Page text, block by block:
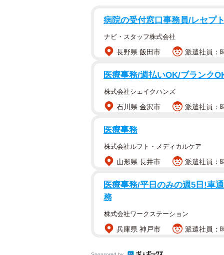
病院の受付窓口事務員/レセプ
ナビ・スタッフ株式会社
長野県 飯田市 派遣社員：
医療事務/週払いOK/ブランク
株式会社シェイクハンズ
石川県 金沢市 派遣社員：
医療事務
株式会社ルフト・メディカルケア
山形県 長井市 派遣社員：
医療事務/平日のみの週5日!車
務
株式会社ワークステーション
兵庫県 神戸市 派遣社員：